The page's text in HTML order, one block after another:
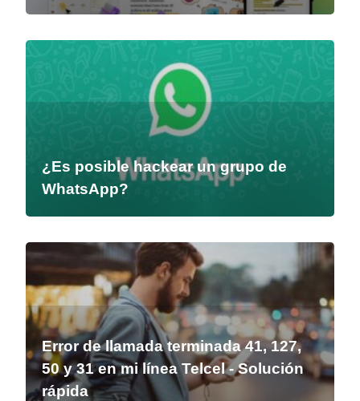
¿Es posible hackear un grupo de
WhatsApp?
Error de llamada terminada 41, 127,
50 y 31 en mi línea Telcel - Solución
rápida